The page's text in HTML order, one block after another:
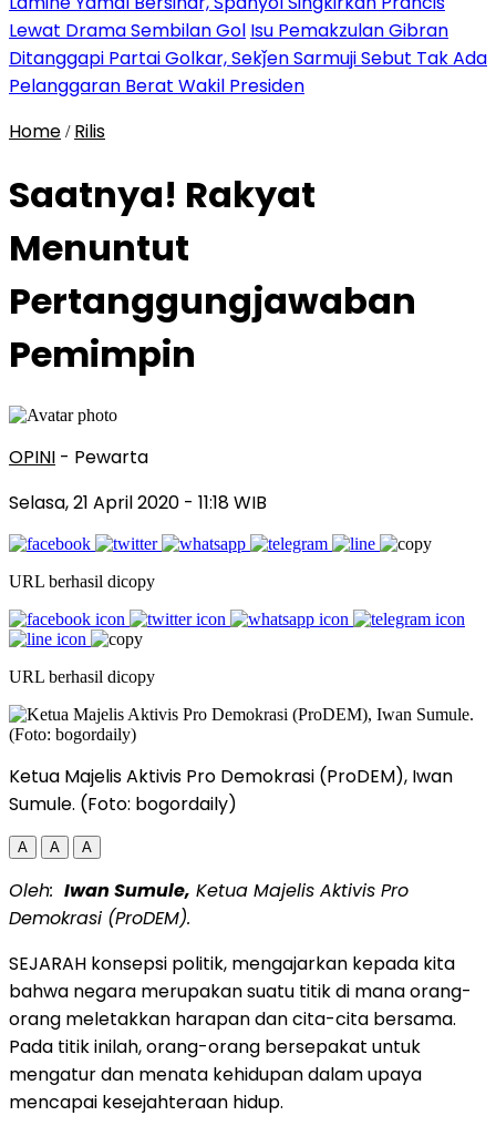
Lewat Drama Sembilan Gol Isu Pemakzulan Gibran
Ditanggapi Partai Golkar, Sekǰen Sarmuji Sebut Tak Ada
Pelanggaran Berat Wakil Presiden
Home / Rilis
Saatnya! Rakyat
Menuntut
Pertanggungjawaban
Pemimpin
OPINI - Pewarta
Selasa, 21 April 2020 - 11:18 WIB
URL berhasil dicopy
URL berhasil dicopy
Ketua Majelis Aktivis Pro Demokrasi (ProDEM), Iwan
Sumule. (Foto: bogordaily)
A A A
Oleh: Iwan Sumule, Ketua Majelis Aktivis Pro
Demokrasi (ProDEM).
SEJARAH konsepsi politik, mengajarkan kepada kita
bahwa negara merupakan suatu titik di mana orang-
orang meletakkan harapan dan cita-cita bersama.
Pada titik inilah, orang-orang bersepakat untuk
mengatur dan menata kehidupan dalam upaya
mencapai kesejahteraan hidup.